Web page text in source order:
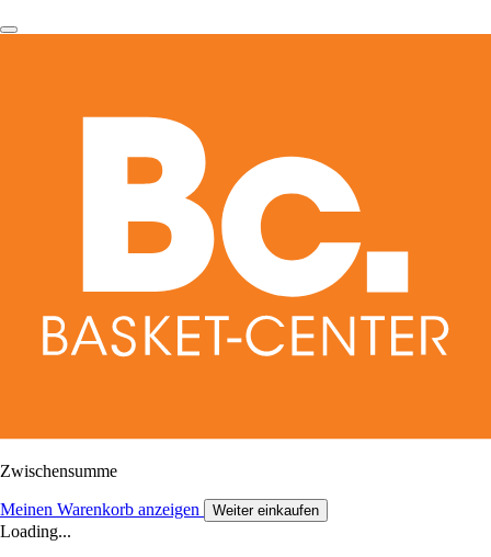
Zwischensumme
Meinen Warenkorb anzeigen Weiter einkaufen
Loading...